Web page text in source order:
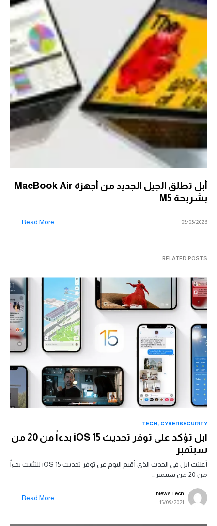
أبل تطلق الجيل الجديد من أجهزة MacBook Air
بشريحة M5
05/03/2026
Read More
RELATED POSTS
CYBERSECURITY
TECH
ابل تؤكد على توفر تحديث iOS 15 بدءاً من 20 من
سبتمبر
أعلنت ابل في الحدث الذي أقيم اليوم عن توفر تحديث iOS 15 للتثبيت بدءاً
من 20 من سبتمبر…
News Tech
15/09/2021
Read More